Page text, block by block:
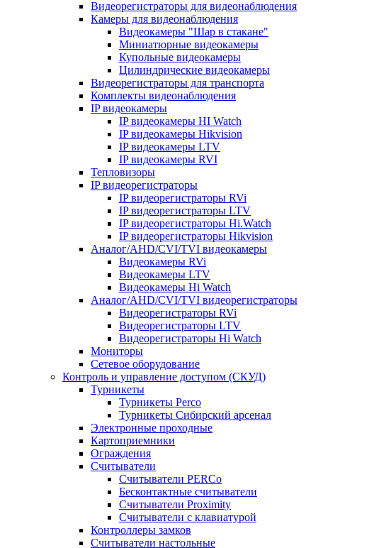
Видеорегистраторы для видеонаблюдения
Камеры для видеонаблюдения
Видеокамеры "Шар в стакане"
Миниатюрные видеокамеры
Купольные видеокамеры
Цилиндрические видеокамеры
Видеорегистраторы для транспорта
Комплекты видеонаблюдения
IP видеокамеры
IP видеокамеры HI Watch
IP видеокамеры Hikvision
IP видеокамеры LTV
IP видеокамеры RVI
Тепловизоры
IP видеорегистраторы
IP видеорегистраторы RVi
IP видеорегистраторы LTV
IP видеорегистраторы Hi.Watch
IP видеорегистраторы Hikvision
Аналог/AHD/CVI/TVI видеокамеры
Видеокамеры RVi
Видеокамеры LTV
Видеокамеры Hi Watch
Аналог/AHD/CVI/TVI видеорегистраторы
Видеорегистраторы RVi
Видеорегистраторы LTV
Видеорегистраторы Hi Watch
Мониторы
Сетевое оборудование
Контроль и управление доступом (СКУД)
Турникеты
Турникеты Perco
Турникеты Сибирский арсенал
Электронные проходные
Картоприемники
Ограждения
Считыватели
Считыватели PERCo
Бесконтактные считыватели
Считыватели Proximity
Считыватели с клавиатурой
Контроллеры замков
Считыватели настольные